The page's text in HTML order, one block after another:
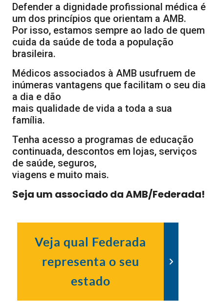
Defender a dignidade profissional médica é
um dos princípios que orientam a AMB.
Por isso, estamos sempre ao lado de quem
cuida da saúde de toda a população
brasileira.
Médicos associados à AMB usufruem de
inúmeras vantagens que facilitam o seu dia
a dia e dão
mais qualidade de vida a toda a sua
família.
Tenha acesso a programas de educação
continuada, descontos em lojas, serviços
de saúde, seguros,
viagens e muito mais.
Seja um associado da AMB/Federada!
Veja qual Federada
representa o seu
estado